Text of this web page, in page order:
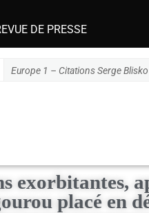
DE PRESSE
Europe 1 – Citations Serge Blisko
exorbitantes,
placé en